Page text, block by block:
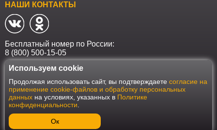
НАШИ КОНТАКТЫ
Бесплатный номер по России:
8 (800) 500-15-05
Наш интернет-магазин работает в соответствии с требованиями
Федерального закона от 27 июля 2006 года №152-ФЗ "О персональных
данных". Оформить заказ на сайте Мебеласка возможно только при
наличии согласия на обработку Ваших персональных данных. Для
улучшения работы сайта и его взаимодействия с пользователями мы
используем файлы cookie. Продолжая пользоваться сайтом, вы
соглашаетесь с использованием cookie.
Используем cookie
Продолжая использовать сайт, вы подтверждаете согласие на
применение cookie-файлов и обработку персональных
данных на условиях, указанных в Политике
конфиденциальности
Ок